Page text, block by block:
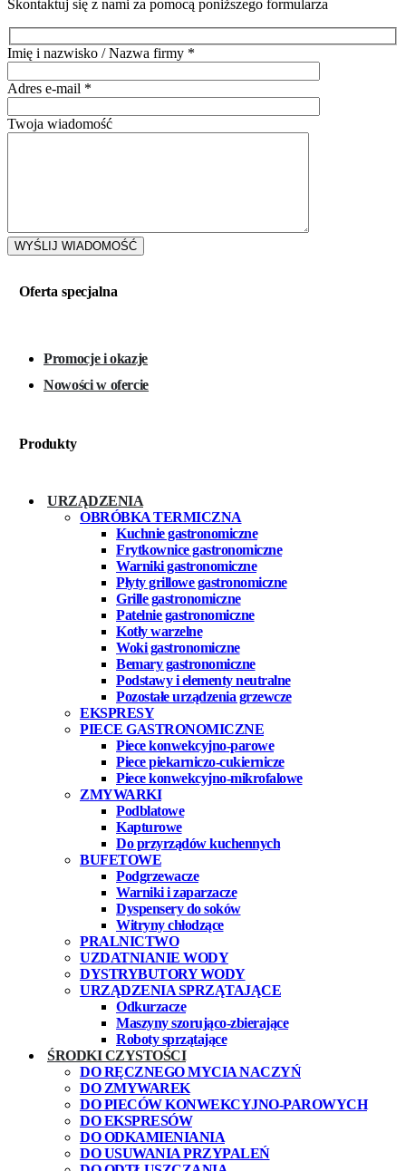
Skontaktuj się z nami za pomocą poniższego formularza
Imię i nazwisko / Nazwa firmy *
Adres e-mail *
Twoja wiadomość
Oferta specjalna
Promocje i okazje
Nowości w ofercie
Produkty
URZĄDZENIA
OBRÓBKA TERMICZNA
Kuchnie gastronomiczne
Frytkownice gastronomiczne
Warniki gastronomiczne
Płyty grillowe gastronomiczne
Grille gastronomiczne
Patelnie gastronomiczne
Kotły warzelne
Woki gastronomiczne
Bemary gastronomiczne
Podstawy i elementy neutralne
Pozostałe urządzenia grzewcze
EKSPRESY
PIECE GASTRONOMICZNE
Piece konwekcyjno-parowe
Piece piekarniczo-cukiernicze
Piece konwekcyjno-mikrofalowe
ZMYWARKI
Podblatowe
Kapturowe
Do przyrządów kuchennych
BUFETOWE
Podgrzewacze
Warniki i zaparzacze
Dyspensery do soków
Witryny chłodzące
PRALNICTWO
UZDATNIANIE WODY
DYSTRYBUTORY WODY
URZĄDZENIA SPRZĄTAJĄCE
Odkurzacze
Maszyny szorująco-zbierające
Roboty sprzątające
ŚRODKI CZYSTOŚCI
DO RĘCZNEGO MYCIA NACZYŃ
DO ZMYWAREK
DO PIECÓW KONWEKCYJNO-PAROWYCH
DO EKSPRESÓW
DO ODKAMIENIANIA
DO USUWANIA PRZYPALEŃ